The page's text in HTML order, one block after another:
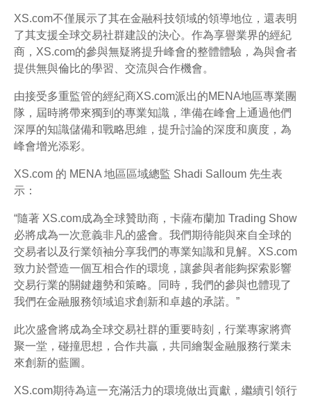
XS.com不僅展示了其在金融科技領域的領導地位，還表明
了其支援全球交易社群建設的決心。作為享譽業界的經紀
商，XS.com的參與無疑將提升峰會的整體體驗，為與會者
提供無與倫比的學習、交流與合作機會。
由接受多重監管的經紀商XS.com派出的MENA地區專業團
隊，屆時將帶來獨到的專業知識，準備在峰會上通過他們
深厚的知識儲備和戰略思維，提升討論的深度和廣度，為
峰會增光添彩。
XS.com 的 MENA 地區區域總監 Shadi Salloum 先生表
示：
“隨著 XS.com成為全球贊助商，卡薩布蘭加 Trading Show
必將成為一次意義非凡的盛會。我們期待能與來自全球的
交易者以及行業領袖分享我們的專業知識和見解。XS.com
致力於營造一個互相合作的環境，讓參與者能夠探索影響
交易行業的關鍵趨勢和策略。同時，我們的參與也體現了
我們在金融服務領域追求創新和卓越的承諾。”
此次盛會將成為全球交易社群的重要時刻，行業專家將齊
聚一堂，碰撞思想，合作共贏，共同繪製金融服務行業未
來創新的藍圖。
XS.com期待為這一充滿活力的環境做出貢獻，繼續引領行